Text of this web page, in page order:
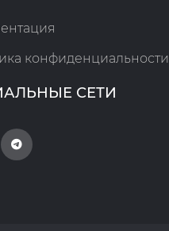
конфиденциальности
СЕТИ